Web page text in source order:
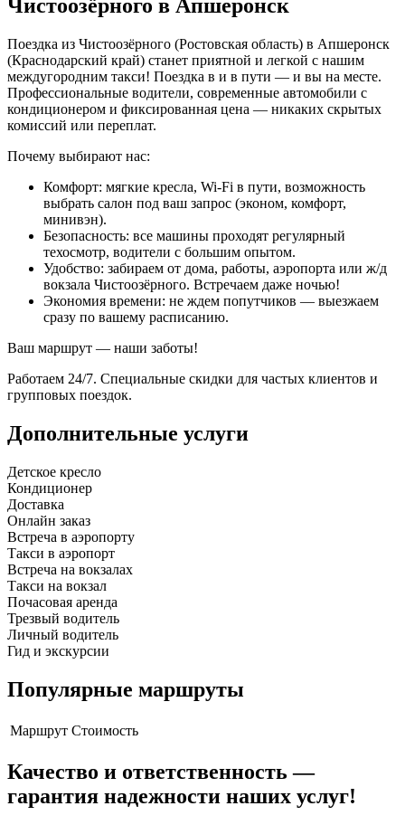
Чистоозёрного в Апшеронск
Поездка из Чистоозёрного (Ростовская область) в Апшеронск
(Краснодарский край) станет приятной и легкой с нашим
междугородним такси! Поездка в и в пути — и вы на месте.
Профессиональные водители, современные автомобили с
кондиционером и фиксированная цена — никаких скрытых
комиссий или переплат.
Почему выбирают нас:
Комфорт: мягкие кресла, Wi-Fi в пути, возможность
выбрать салон под ваш запрос (эконом, комфорт,
минивэн).
Безопасность: все машины проходят регулярный
техосмотр, водители с большим опытом.
Удобство: забираем от дома, работы, аэропорта или ж/д
вокзала Чистоозёрного. Встречаем даже ночью!
Экономия времени: не ждем попутчиков — выезжаем
сразу по вашему расписанию.
Ваш маршрут — наши заботы!
Работаем 24/7. Специальные скидки для частых клиентов и
групповых поездок.
Дополнительные услуги
Детское кресло
Кондиционер
Доставка
Онлайн заказ
Встреча в аэропорту
Такси в аэропорт
Встреча на вокзалах
Такси на вокзал
Почасовая аренда
Трезвый водитель
Личный водитель
Гид и экскурсии
Популярные маршруты
Маршрут Стоимость
Качество и ответственность —
гарантия надежности наших услуг!